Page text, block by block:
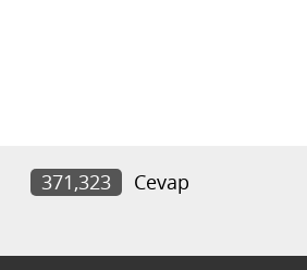
371,323
Cevap